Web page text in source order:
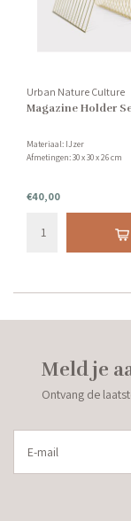
Urban Nature Culture
Magazine Holder
Materiaal: IJzer
Afmetingen: 30 x 30 x 26 cm
€40,00
Meld je
Ontvang de